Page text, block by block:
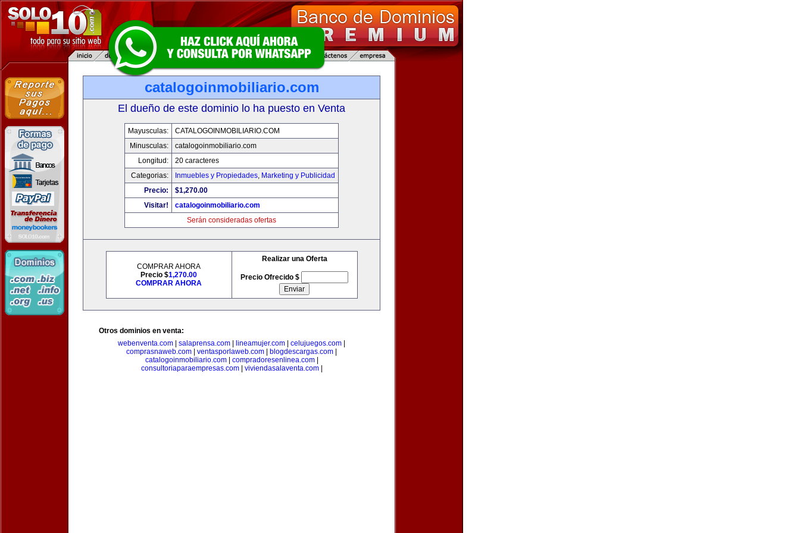
catalogoinmobiliario.com
El dueño de este dominio lo ha puesto en Venta
Mayusculas:
CATALOGOINMOBILIARIO.COM
Minusculas:
catalogoinmobiliario.com
Longitud:
20 caracteres
Categorias:
Inmuebles y Propiedades, Marketing y Publicidad
Precio:
$1,270.00
Visitar!
catalogoinmobiliario.com
Serán consideradas ofertas
COMPRAR AHORA
Precio $1,270.00
COMPRAR AHORA
Realizar una Oferta
Precio Ofrecido $
Otros dominios en venta:
webenventa.com
salaprensa.com lineamujer.com celujuegos.com
comprasnaweb.com
ventasporlaweb.com blogdescargas.com
catalogoinmobiliario.com| compradoresenlinea.com|
consultoriaparaempresas.com| viviendasalaventa.com|